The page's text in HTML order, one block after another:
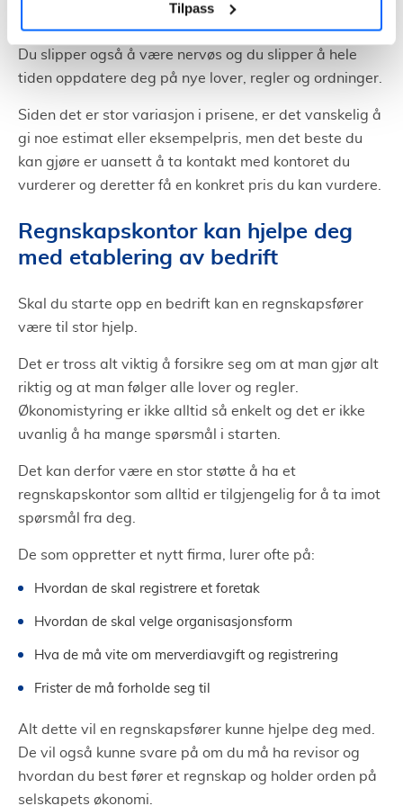
Tilpass
tid til å gjøre det du er best på.
Du slipper også å være nervøs og du slipper å hele
tiden oppdatere deg på nye lover, regler og ordninger.
Siden det er stor variasjon i prisene, er det vanskelig å
gi noe estimat eller eksempelpris, men det beste du
kan gjøre er uansett å ta kontakt med kontoret du
vurderer og deretter få en konkret pris du kan vurdere.
Regnskapskontor kan hjelpe deg
med etablering av bedrift
Skal du starte opp en bedrift kan en regnskapsfører
være til stor hjelp.
Det er tross alt viktig å forsikre seg om at man gjør alt
riktig og at man følger alle lover og regler.
Økonomistyring er ikke alltid så enkelt og det er ikke
uvanlig å ha mange spørsmål i starten.
Det kan derfor være en stor støtte å ha et
regnskapskontor som alltid er tilgjengelig for å ta imot
spørsmål fra deg.
De som oppretter et nytt firma, lurer ofte på:
Hvordan de skal registrere et foretak
Hvordan de skal velge organisasjonsform
Hva de må vite om merverdiavgift og registrering
Frister de må forholde seg til
Alt dette vil en regnskapsfører kunne hjelpe deg med.
De vil også kunne svare på om du må ha revisor og
hvordan du best fører et regnskap og holder orden på
selskapets økonomi.